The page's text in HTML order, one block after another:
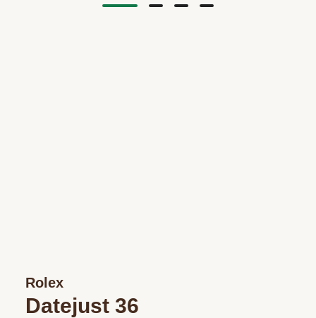
Rolex
Datejust 36